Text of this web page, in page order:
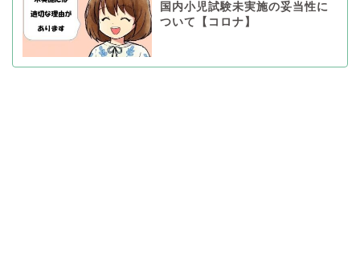
国内小児試験未実施の妥当性に
ついて【コロナ】